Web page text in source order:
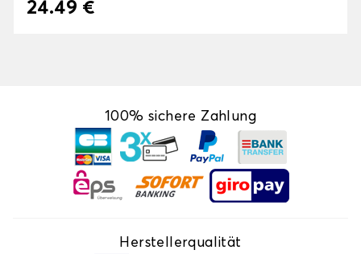
24.49 €
100% sichere Zahlung
Herstellerqualität